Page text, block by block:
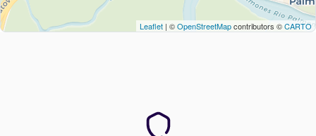
Leaflet | ©OpenStreetMapcontributors ©CARTO